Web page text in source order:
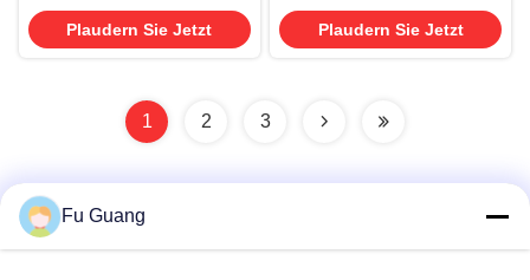
USB-Heizsockel 300ml
Plaudern Sie Jetzt
Kartenkeramik Tassen und Teller
mit LIDS, Löffel, große runde
Griffe, Tassen, Büro-Kaffee-
Plaudern Sie Jetzt
1 2 3
Fu Guang